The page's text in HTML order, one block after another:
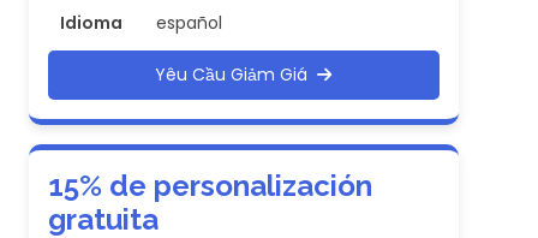
Idioma
español
Yêu Cầu Giảm Giá
15% de personalización
gratuita